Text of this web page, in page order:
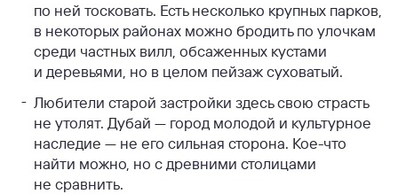
по ней тосковать. Есть несколько крупных парков,
в некоторых районах можно бродить по улочкам
среди частных вилл, обсаженных кустами
и деревьями, но в целом пейзаж суховатый.
Любители старой застройки здесь свою страсть
не утолят. Дубай — город молодой и культурное
наследие — не его сильная сторона. Кое-что
найти можно, но с древними столицами
не сравнить.